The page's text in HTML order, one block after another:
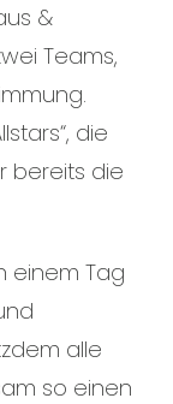
&
Teams,
die
bereits die
einem Tag
alle
so einen